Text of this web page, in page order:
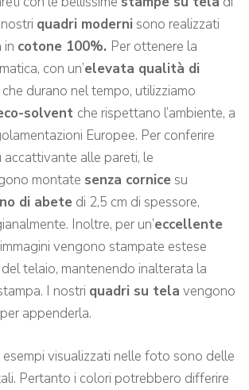
quadri moderni sono realizzati
in cotone 100%. Per ottenere la
con un’elevata qualità di
durano nel tempo, utilizziamo
solvent che rispettano l’ambiente, a
Europee. Per conferire
accattivante alle pareti, le
montate senza cornice su
di abete di 2,5 cm di spessore,
Inoltre, per un’eccellente
vengono stampate estese
telaio, mantenendo inalterata la
I nostri quadri su tela vengono
appenderla.
esempi visualizzati nelle foto sono delle
Pertanto i colori potrebbero differire